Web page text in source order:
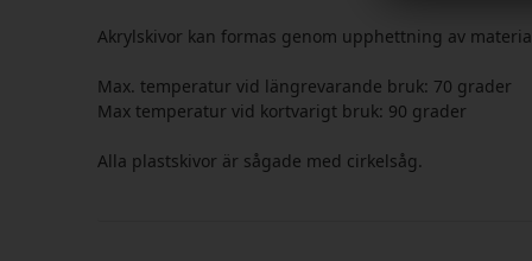
Akrylskivor kan formas genom upphettning av
Max. temperatur vid längrevarande bruk: 70 grader
Max temperatur vid kortvarigt bruk: 90 grader
Alla plastskivor är sågade med cirkelsåg.